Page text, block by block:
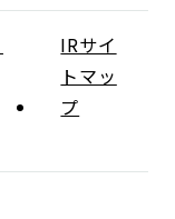
IRサイ
トマッ
プ